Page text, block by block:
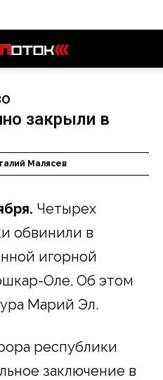
закрыли в
Малясев
Четырех
обвинили в
игорной
Оле. Об этом
Марий Эл.
республики
заключение в